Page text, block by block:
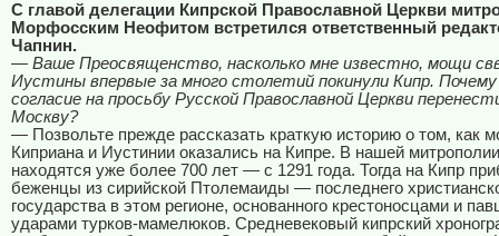
С главой делегации Кипрской Православной Церкви
Морфосским Неофитом встретился ответственный
Чапнин.
— Ваше Преосвященство, насколько мне известно, мощи
Иустины впервые за много столетий покинули Кипр.
согласие на просьбу Русской Православной Церкви
Москву?
— Позвольте прежде рассказать краткую историю о том, как
Киприана и Иустинии оказались на Кипре. В нашей
находятся уже более 700 лет — с 1291 года. Тогда на Кипр
беженцы из сирийской Птолемаиды — последнего
государства в этом регионе, основанного крестоносцами и
ударами турков-мамелюков. Средневековый кипрский